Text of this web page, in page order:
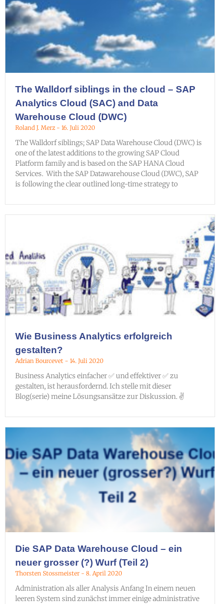
The Walldorf siblings in the cloud – SAP
Analytics Cloud (SAC) and Data
Warehouse Cloud (DWC)
Roland J. Merz 16. Juli 2020
The Walldorf siblings; SAP Data Warehouse Cloud (DWC) is
one of the latest additions to the growing SAP Cloud
Platform family and is based on the SAP HANA Cloud
Services. With the SAP Datawarehouse Cloud (DWC), SAP
is following the clear outlined long-time strategy to
Wie Business Analytics erfolgreich
gestalten?
Adrian Bourcevet 14. Juli 2020
Business Analytics einfacher ✅ und effektiver ✅ zu
gestalten, ist herausfordernd. Ich stelle mit dieser
Blog(serie) meine Lösungsansätze zur Diskussion. ✌
Die SAP Data Warehouse Cloud – ein
neuer grosser (?) Wurf (Teil 2)
Thorsten Stossmeister 8. April 2020
Administration als aller Analysis Anfang In einem neuen
leeren System sind zunächst immer einige administrative